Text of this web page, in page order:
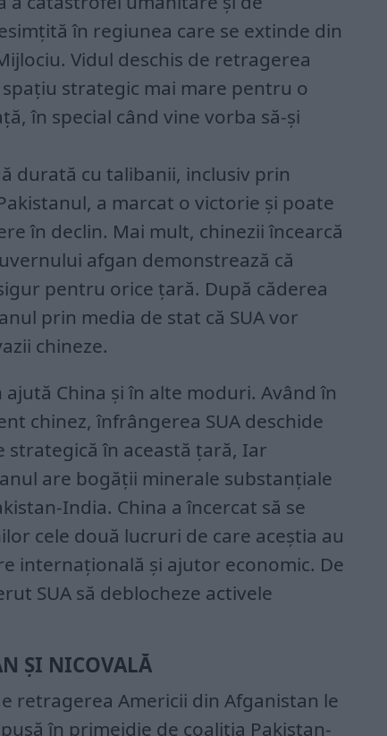
în regiunea care se extinde din
Vidul deschis de retragerea
strategic mai mare pentru o
în special când vine vorba să-și
durată cu talibanii, inclusiv prin
a marcat o victorie și poate
în declin. Mai mult, chinezii încearcă
afgan demonstrează că
pentru orice țară. După căderea
prin media de stat că SUA vor
chineze.
China și în alte moduri. Având în
chinez, înfrângerea SUA deschide
strategică în această țară, Iar
are bogății minerale substanțiale
India. China a încercat să se
cele două lucruri de care aceștia au
internațională și ajutor economic. De
SUA să deblocheze activele
ȘI NICOVALĂ
retragerea Americii din Afganistan le
în primejdie de coaliția Pakistan-